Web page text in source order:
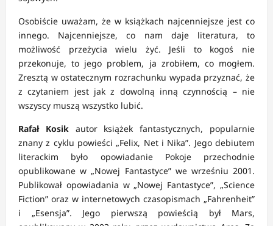
Osobiście uważam, że w książkach najcenniejsze jest co
innego. Najcenniejsze, co nam daje literatura, to
możliwość przeżycia wielu żyć. Jeśli to kogoś nie
przekonuje, to jego problem, ja zrobiłem, co mogłem.
Zresztą w ostatecznym rozrachunku wypada przyznać, że
z czytaniem jest jak z dowolną inną czynnością – nie
wszyscy muszą wszystko lubić.
Rafał Kosikautor książek fantastycznych, popularnie
znany z cyklu powieści „Felix, Net i Nika”. Jego debiutem
literackim było opowiadanie Pokoje przechodnie
opublikowane w „Nowej Fantastyce” we wrześniu 2001.
Publikował opowiadania w „Nowej Fantastyce”, „Science
Fiction” oraz w internetowych czasopismach „Fahrenheit”
i „Esensja”. Jego pierwszą powieścią był Mars,